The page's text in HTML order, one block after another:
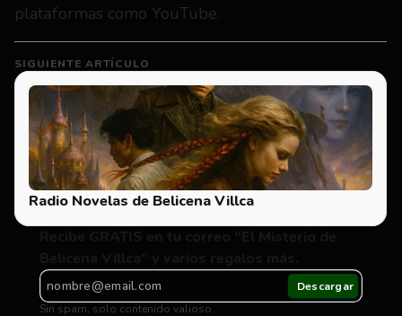
plataformas como YouTube.
SIGUIENTE ARTÍCULO
Radio Novelas de Belicena Villca
Sin spam, solo contenido valioso.